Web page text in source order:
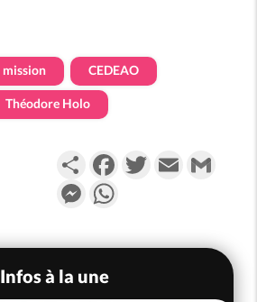
mission CEDEAO
Théodore Holo
PartagerFacebookTwitterEmail
Messenger
Infos à la une